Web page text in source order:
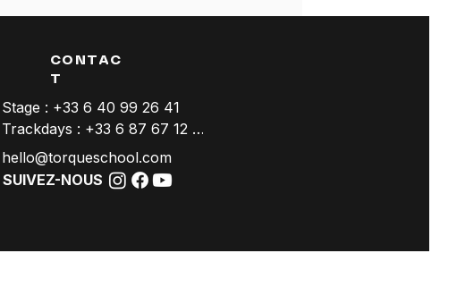
CONTAC
T
Stage : +33 6 40 99 26 41
Trackdays : +33 6 87 67 12 94
hello@torqueschool.com
SUIVEZ-NOUS